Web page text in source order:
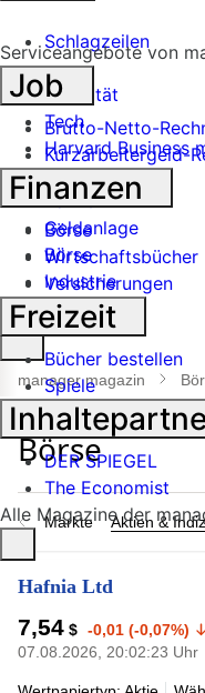
Schlagzeilen
Mobilität
Tech
Harvard Business
Handel
Banken
Geldanlage
Börse
Industrie
Suche
öffnen
manager magazin
Märkte Aktien &
Hafnia Ltd
7,54 $ -0,01 (-0,07%)
07.08.2026, 20:02:23 Uhr
Serviceangebote von
Job
Brutto-Netto-
Kurzarbeitergeld-
Finanzen
Börse
Wirtschaftsbücher
Versicherungen
Freizeit
Bücher bestellen
Spiele
DER SPIEGEL
The Economist
Alle Magazine der